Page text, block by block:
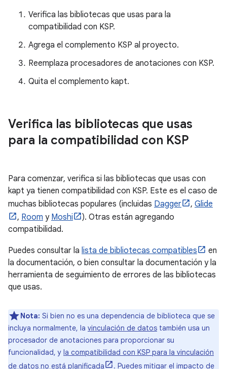
Verifica las bibliotecas que usas para la
compatibilidad con KSP.
Agrega el complemento KSP al proyecto.
Reemplaza procesadores de anotaciones con KSP.
Quita el complemento kapt.
Verifica las bibliotecas que usas
para la compatibilidad con KSP
Para comenzar, verifica si las bibliotecas que usas con
kapt ya tienen compatibilidad con KSP. Este es el caso de
muchas bibliotecas populares (incluidas Dagger , Glide
, Room y Moshi
). Otras están agregando
compatibilidad.
Puedes consultar la lista de bibliotecas compatibles
en
la documentación, o bien consultar la documentación y la
herramienta de seguimiento de errores de las bibliotecas
que usas.
Nota: Si bien no es una dependencia de biblioteca que se
incluya normalmente, la vinculación de datos también usa un
procesador de anotaciones para proporcionar su
funcionalidad, y la compatibilidad con KSP para la vinculación
de datos no está planificada
. Puedes mitigar el impacto de